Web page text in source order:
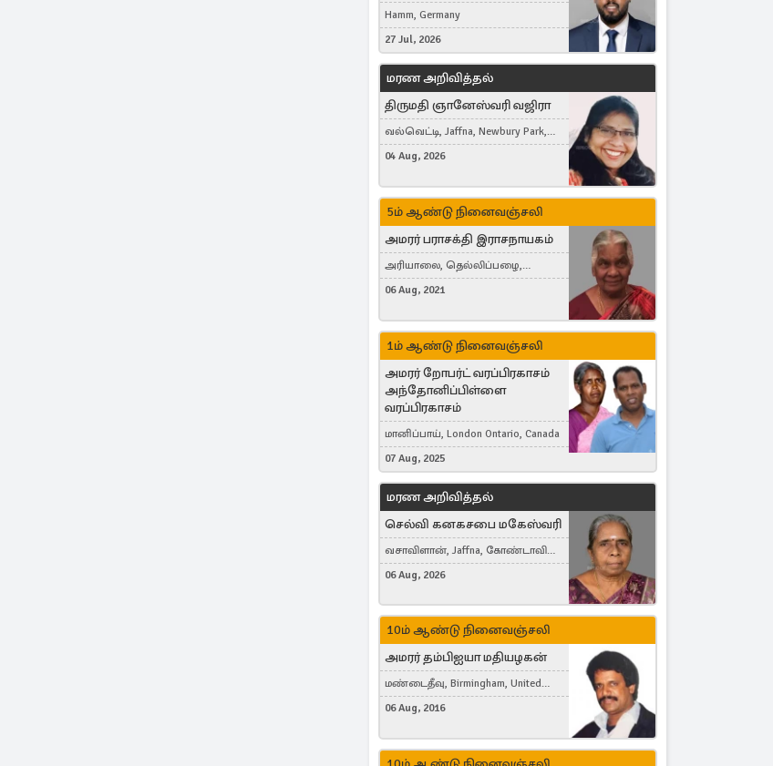
Hamm, Germany
27 Jul, 2026
மரண அறிவித்தல்
திருமதி ஞானேஸ்வரி வஜிரா
வல்வெட்டி, Jaffna, Newbury Park,
United Kingdom
04 Aug, 2026
5ம் ஆண்டு நினைவஞ்சலி
அமரர் பராசக்தி இராசநாயகம்
அரியாலை, தெல்லிப்பழை,
Montreal, Canada
06 Aug, 2021
1ம் ஆண்டு நினைவஞ்சலி
அமரர் றோபர்ட் வரப்பிரகாசம்
அந்தோனிப்பிள்ளை
வரப்பிரகாசம்
மானிப்பாய், London Ontario, Canada
07 Aug, 2025
மரண அறிவித்தல்
செல்வி கனகசபை மகேஸ்வரி
வசாவிளான், Jaffna, கோண்டாவில்
கிழக்கு
06 Aug, 2026
10ம் ஆண்டு நினைவஞ்சலி
அமரர் தம்பிஐயா மதியழகன்
மண்டைதீவு, Birmingham, United
Kingdom
06 Aug, 2016